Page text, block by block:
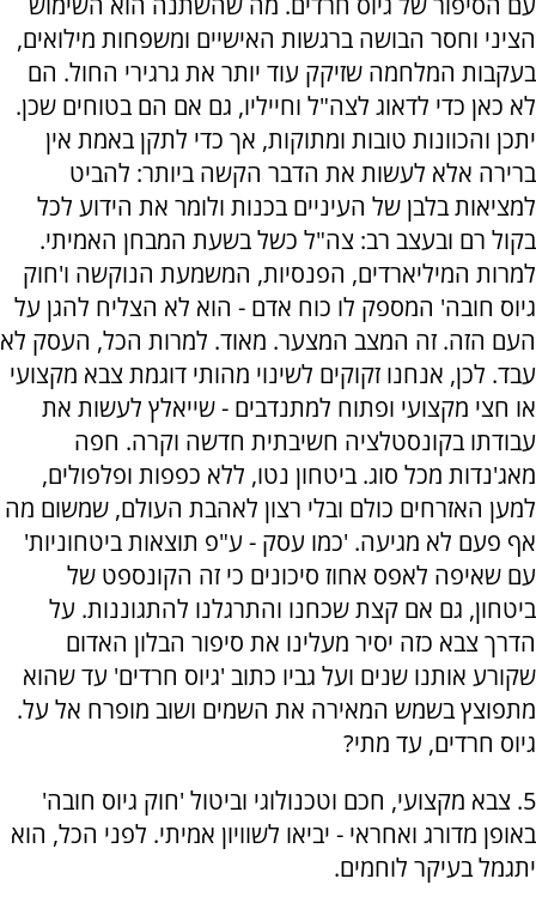
הציני וחסר הבושה ברגשות האישיים ומשפחות מילואים,
בעקבות המלחמה שזיקק עוד יותר את גרגירי החול. הם
לא כאן כדי לדאוג לצה"ל וחייליו, גם אם הם בטוחים שכן.
יתכן והכוונות טובות ומתוקות, אך כדי לתקן באמת אין
ברירה אלא לעשות את הדבר הקשה ביותר: להביט
למציאות בלבן של העיניים בכנות ולומר את הידוע לכל
בקול רם ובעצב רב: צה"ל כשל בשעת המבחן האמיתי.
למרות המיליארדים, הפנסיות, המשמעת הנוקשה ו'חוק
גיוס חובה' המספק לו כוח אדם - הוא לא הצליח להגן על
העם הזה. זה המצב המצער. מאוד. למרות הכל, העסק לא
עבד. לכן, אנחנו זקוקים לשינוי מהותי דוגמת צבא מקצועי
או חצי מקצועי ופתוח למתנדבים - שייאלץ לעשות את
עבודתו בקונסטלציה חשיבתית חדשה וקרה. חפה
מאג'נדות מכל סוג. ביטחון נטו, ללא כפפות ופלפולים,
למען האזרחים כולם ובלי רצון לאהבת העולם, שמשום מה
אף פעם לא מגיעה. 'כמו עסק - ע"פ תוצאות ביטחוניות'
עם שאיפה לאפס אחוז סיכונים כי זה הקונספט של
ביטחון, גם אם קצת שכחנו והתרגלנו להתגוננות. על
הדרך צבא כזה יסיר מעלינו את סיפור הבלון האדום
שקורע אותנו שנים ועל גביו כתוב 'גיוס חרדים' עד שהוא
מתפוצץ בשמש המאירה את השמים ושוב מופרח אל על.
גיוס חרדים, עד מתי?
5. צבא מקצועי, חכם וטכנולוגי וביטול 'חוק גיוס חובה'
באופן מדורג ואחראי - יביאו לשוויון אמיתי. לפני הכל, הוא
יתגמל בעיקר לוחמים.